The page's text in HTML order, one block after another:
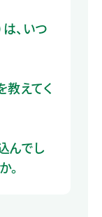
、いつ
えてく
んでし
。